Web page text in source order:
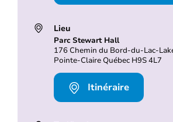
Lieu
Parc Stewart Hall
176 Chemin du Bord-du-Lac-
Pointe-Claire Québec H9S 4L7
Itinéraire